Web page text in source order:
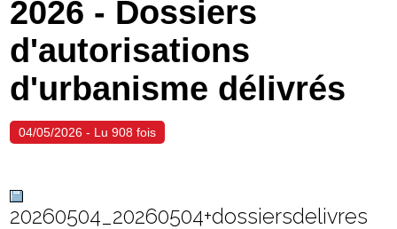
Services
Contacts
2026 - Dossiers
d'autorisations
d'urbanisme délivrés
04/05/2026 - Lu 908 fois
20260504_20260504+dossiersdelivres